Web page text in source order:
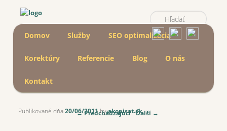
Main menu
Skip to primary content
Skip to secondary content
Domov Služby SEO optimalizácia
Korektúry Referencie Blog O nás
Kontakt
Post navigation ←Predchádzajúci Ďalší →
Publikované dňa20/06/2011byakopisat.sk